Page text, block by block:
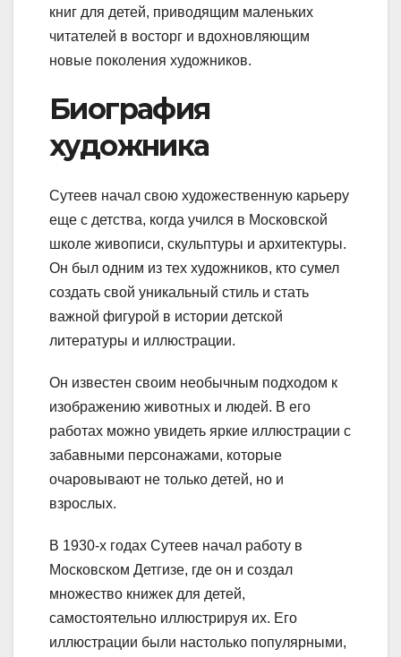
книг для детей, приводящим маленьких
читателей в восторг и вдохновляющим
новые поколения художников.
Биография
художника
Сутеев начал свою художественную карьеру
еще с детства, когда учился в Московской
школе живописи, скульптуры и архитектуры.
Он был одним из тех художников, кто сумел
создать свой уникальный стиль и стать
важной фигурой в истории детской
литературы и иллюстрации.
Он известен своим необычным подходом к
изображению животных и людей. В его
работах можно увидеть яркие иллюстрации с
забавными персонажами, которые
очаровывают не только детей, но и
взрослых.
В 1930-х годах Сутеев начал работу в
Московском Детгизе, где он и создал
множество книжек для детей,
самостоятельно иллюстрируя их. Его
иллюстрации были настолько популярными,